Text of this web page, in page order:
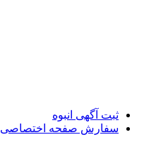
ثبت آگهی انبوه
سفارش صفحه اختصاصی